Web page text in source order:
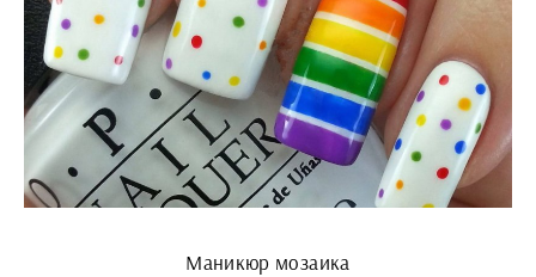
Маникюр мозаика